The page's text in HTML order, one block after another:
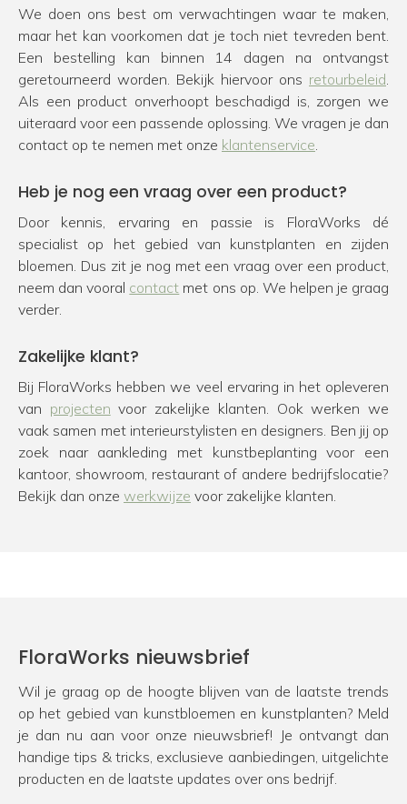
We doen ons best om verwachtingen waar te maken,
maar het kan voorkomen dat je toch niet tevreden bent.
Een bestelling kan binnen 14 dagen na ontvangst
geretourneerd worden. Bekijk hiervoor ons retourbeleid
Als een product onverhoopt beschadigd is, zorgen we
uiteraard voor een passende oplossing. We vragen je dan
contact op te nemen met onze klantenservice
Heb je nog een vraag over een product?
Door kennis, ervaring en passie is FloraWorks dé
specialist op het gebied van kunstplanten en zijden
bloemen. Dus zit je nog met een vraag over een product,
neem dan vooral contact met ons op. We helpen je graag
verder.
Zakelijke klant?
Bij FloraWorks hebben we veel ervaring in het opleveren
van projecten voor zakelijke klanten. Ook werken we
vaak samen met interieurstylisten en designers. Ben jij op
zoek naar aankleding met kunstbeplanting voor een
kantoor, showroom, restaurant of andere bedrijfslocatie?
Bekijk dan onze werkwijze voor zakelijke klanten.
FloraWorks nieuwsbrief
Wil je graag op de hoogte blijven van de laatste trends
op het gebied van kunstbloemen en kunstplanten? Meld
je dan nu aan voor onze nieuwsbrief! Je ontvangt dan
handige tips & tricks, exclusieve aanbiedingen, uitgelichte
producten en de laatste updates over ons bedrijf.